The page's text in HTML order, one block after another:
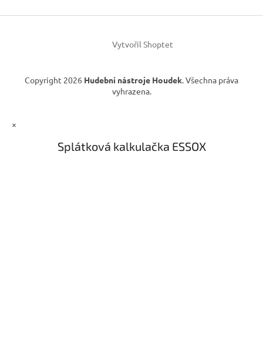
í
Vytvořil Shoptet
Copyright 2026 Hudební nástroje Houdek. Všechna práva
vyhrazena.
×
Splátková kalkulačka ESSOX